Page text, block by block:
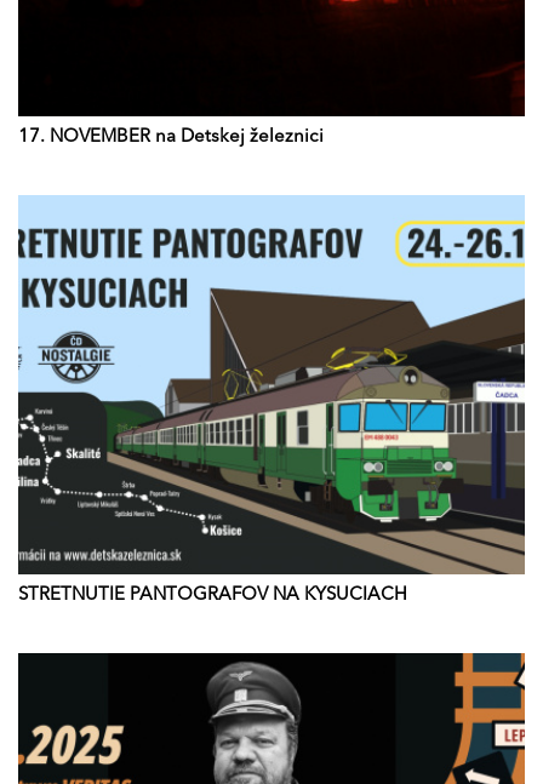
17. NOVEMBER na Detskej železnici
STRETNUTIE PANTOGRAFOV NA KYSUCIACH